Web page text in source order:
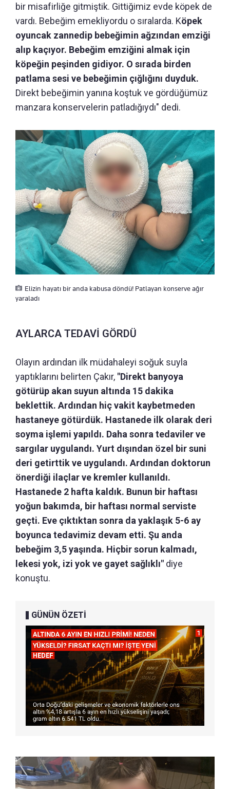
bir misafirliğe gitmiştik. Gittiğimiz evde köpek de
vardı. Bebeğim emekliyordu o sıralarda. Köpek
oyuncak zannedip bebeğimin ağzından emziği
alıp kaçıyor. Bebeğim emziğini almak için
köpeğin peşinden gidiyor. O sırada birden
patlama sesi ve bebeğimin çığlığını duyduk.
Direkt bebeğimin yanına koştuk ve gördüğümüz
manzara konservelerin patladığıydı" dedi.
Elizin hayatı bir anda kabusa döndü! Patlayan konserve ağır
yaraladı
AYLARCA TEDAVİ GÖRDÜ
Olayın ardından ilk müdahaleyi soğuk suyla
yaptıklarını belirten Çakır, "Direkt banyoya
götürüp akan suyun altında 15 dakika
beklettik. Ardından hiç vakit kaybetmeden
hastaneye götürdük. Hastanede ilk olarak deri
soyma işlemi yapıldı. Daha sonra tedaviler ve
sargılar uygulandı. Yurt dışından özel bir suni
deri getirttik ve uygulandı. Ardından doktorun
önerdiği ilaçlar ve kremler kullanıldı.
Hastanede 2 hafta kaldık. Bunun bir haftası
yoğun bakımda, bir haftası normal serviste
geçti. Eve çıktıktan sonra da yaklaşık 5-6 ay
boyunca tedavimiz devam etti. Şu anda
bebeğim 3,5 yaşında. Hiçbir sorun kalmadı,
lekesi yok, izi yok ve gayet sağlıklı" diye
konuştu.
GÜNÜN ÖZETİ